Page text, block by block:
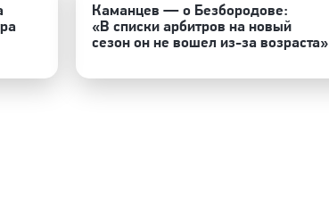
Каманцев — о Безбородове:
«В списки арбитров на новый
сезон он не вошел из-за возраста»